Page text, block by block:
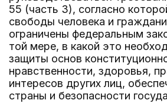
55 (часть 3), согласно
свободы человека и
ограничены федеральным
той мере, в какой это
защиты основ
нравственности, здоровья,
интересов других лиц,
страны и безопасности